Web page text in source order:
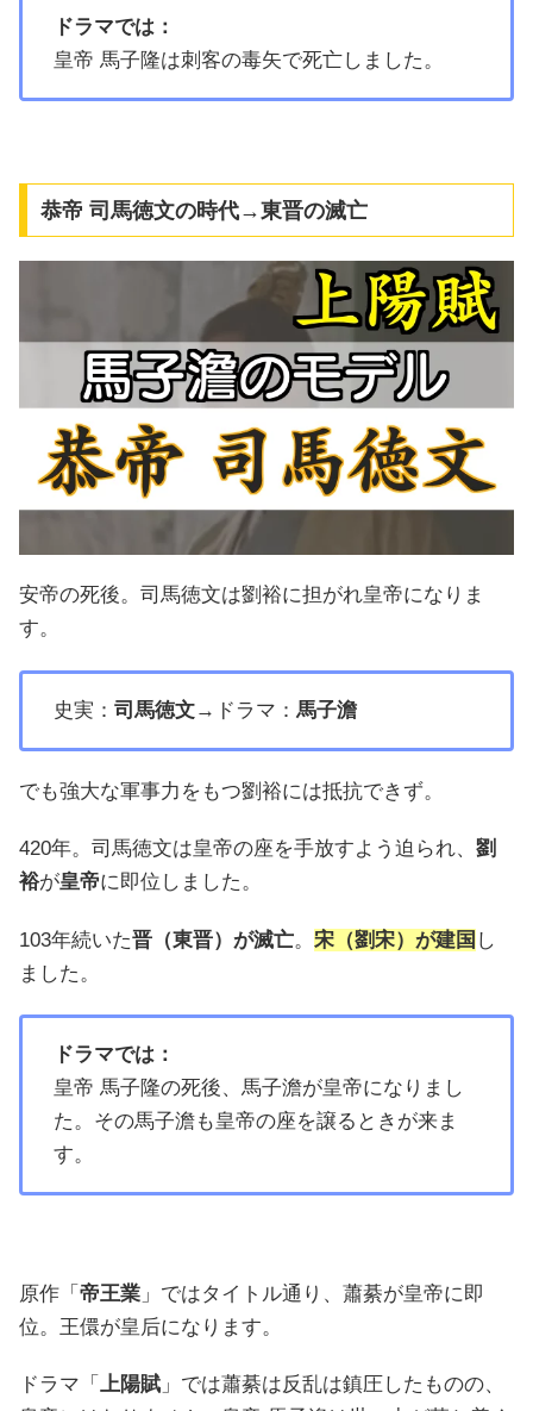
ドラマでは：
皇帝 馬子隆は刺客の毒矢で死亡しました。
恭帝 司馬徳文の時代→東晋の滅亡
安帝の死後。司馬徳文は劉裕に担がれ皇帝になりま
す。
史実： 司馬徳文→ドラマ： 馬子澹
でも強大な軍事力をもつ劉裕には抵抗できず。
420年。司馬徳文は皇帝の座を手放すよう迫られ、 劉
裕が皇帝に即位しました。
103年続いた晋（東晋）が滅亡。 宋（劉宋）が建国 し
ました。
ドラマでは：
皇帝 馬子隆の死後、馬子澹が皇帝になりまし
た。その馬子澹も皇帝の座を譲るときが来ま
す。
原作「 帝王業 」ではタイトル通り、蕭綦が皇帝に即
位。王儇が皇后になります。
ドラマ「 上陽賦 」では蕭綦は反乱は鎮圧したものの、